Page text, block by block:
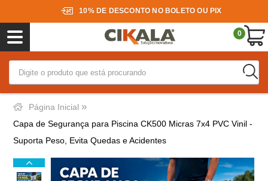
10% DE DESCONTO NO BOLETO OU PIX
0
Página Inicial »
Capa de Segurança para Piscina CK500 Micras 7x4 PVC Vinil -
Suporta Peso, Evita Quedas e Acidentes